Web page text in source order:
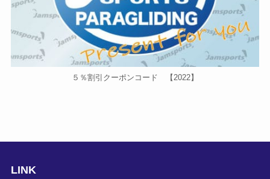
５％割引クーポンコード 【2022】
LINK